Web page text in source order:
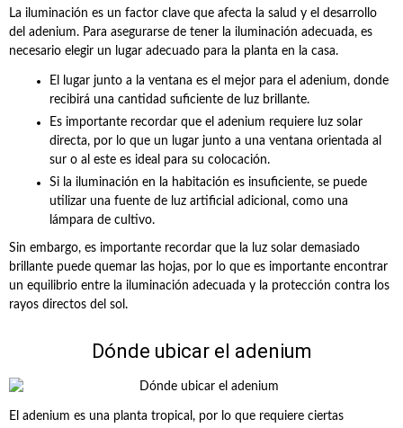
La iluminación es un factor clave que afecta la salud y el desarrollo
del adenium. Para asegurarse de tener la iluminación adecuada, es
necesario elegir un lugar adecuado para la planta en la casa.
El lugar junto a la ventana es el mejor para el adenium, donde
recibirá una cantidad suficiente de luz brillante.
Es importante recordar que el adenium requiere luz solar
directa, por lo que un lugar junto a una ventana orientada al
sur o al este es ideal para su colocación.
Si la iluminación en la habitación es insuficiente, se puede
utilizar una fuente de luz artificial adicional, como una
lámpara de cultivo.
Sin embargo, es importante recordar que la luz solar demasiado
brillante puede quemar las hojas, por lo que es importante encontrar
un equilibrio entre la iluminación adecuada y la protección contra los
rayos directos del sol.
Dónde ubicar el adenium
El adenium es una planta tropical, por lo que requiere ciertas